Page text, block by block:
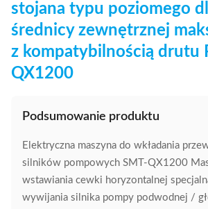
stojana typu poziomego
średnicy zewnętrznej
z kompatybilnością drutu
QX1200
Podsumowanie produktu
Elektryczna maszyna do wkładania
silników pompowych SMT-QX1200
wstawiania cewki horyzontalnej
wywijania silnika pompy podwodnej /